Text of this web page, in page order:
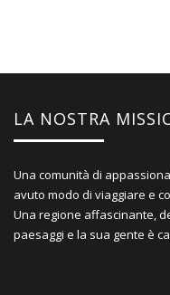
LA NOSTRA
Una comunità di
avuto modo di viaggiare e
Una regione affascinante,
paesaggi e la sua gente è